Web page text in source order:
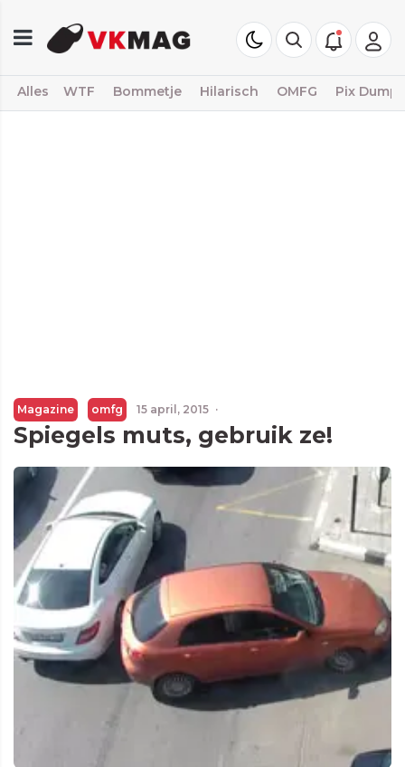
Alles WTF Bommetje Hilarisch OMFG Pix Dump
Magazine omfg 15 april, 2015 ·
Spiegels muts, gebruik ze!